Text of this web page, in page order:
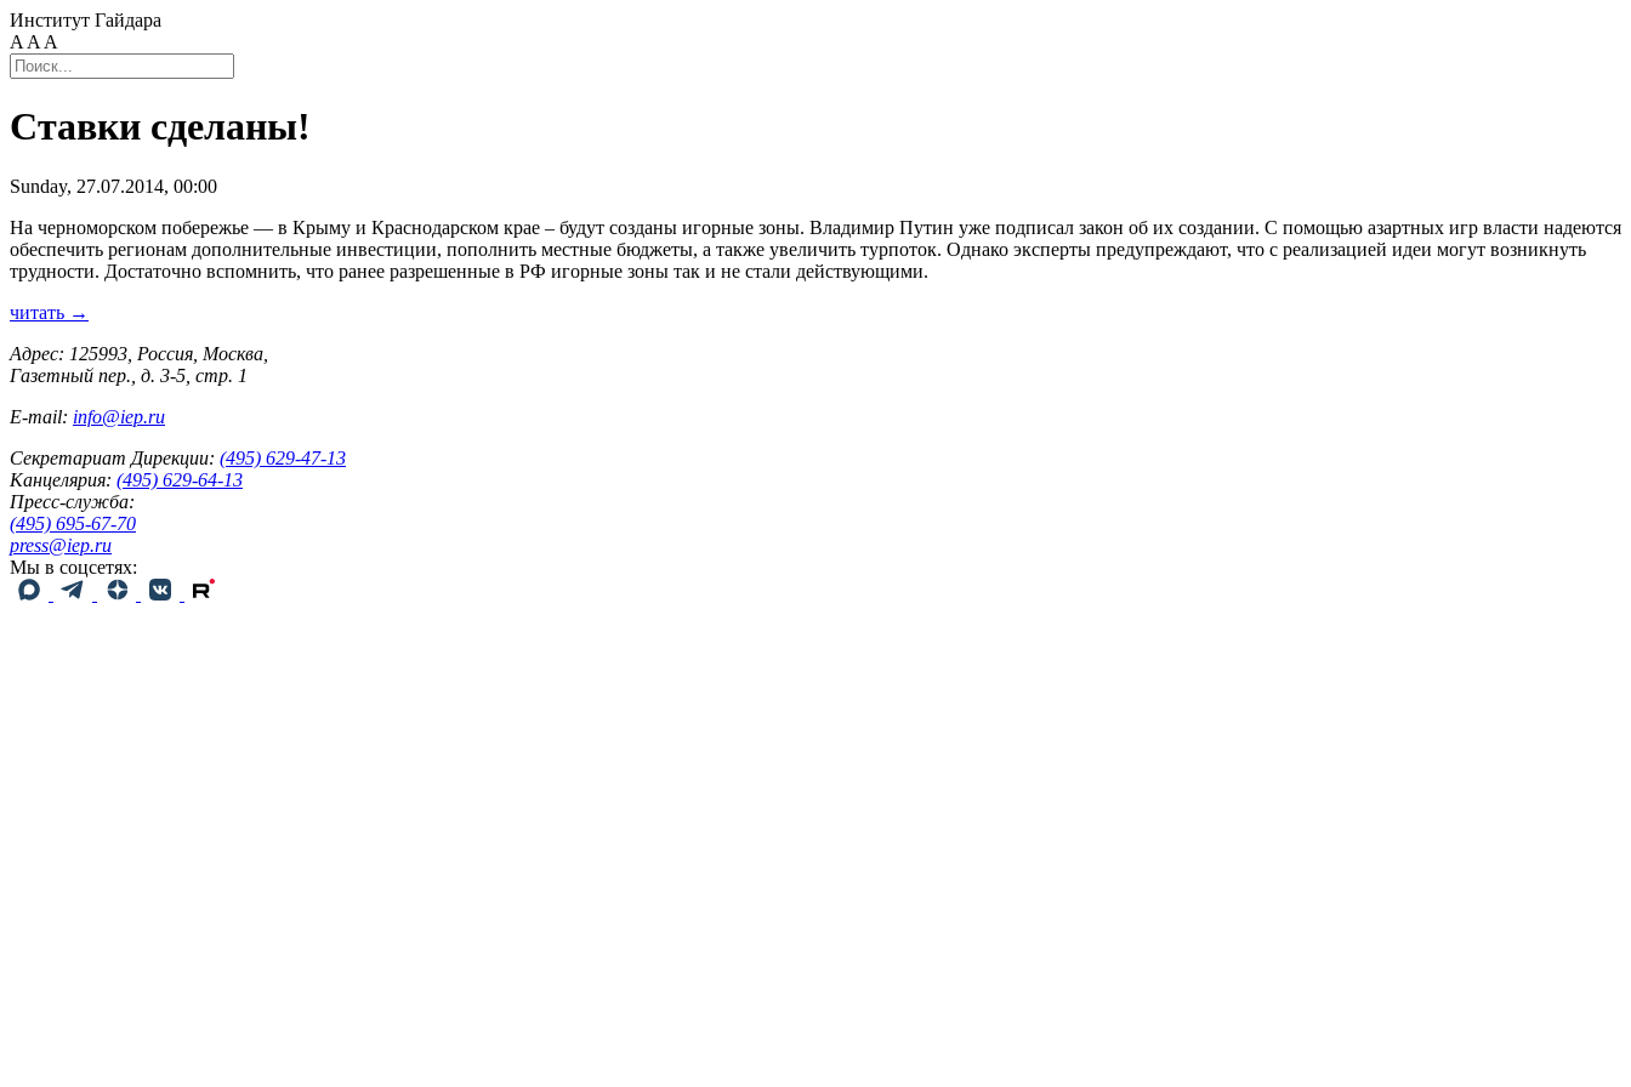
Институт Гайдара
A A A
Ставки сделаны!
Sunday, 27.07.2014, 00:00
На черноморском побережье — в Крыму и Краснодарском крае – будут созданы игорные зоны. Владимир Путин уже подписал закон об их создании. С помощью азартных игр власти надеются
обеспечить регионам дополнительные инвестиции, пополнить местные бюджеты, а также увеличить турпоток. Однако эксперты предупреждают, что с реализацией идеи могут возникнуть
трудности. Достаточно вспомнить, что ранее разрешенные в РФ игорные зоны так и не стали действующими.
читать →
Адрес: 125993, Россия, Москва,
Газетный пер., д. 3-5, стр. 1
E-mail: info@iep.ru
Секретариат Дирекции: (495) 629-47-13
Канцелярия: (495) 629-64-13
Пресс-служба:
(495) 695-67-70
press@iep.ru
Мы в соцсетях: